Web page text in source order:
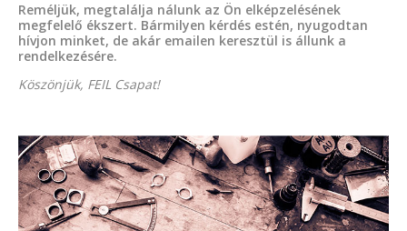
Reméljük, megtalálja nálunk az Ön elképzelésének
megfelelő ékszert. Bármilyen kérdés estén, nyugodtan
hívjon minket, de akár emailen keresztül is állunk a
rendelkezésére.
Köszönjük, FEIL Csapat!